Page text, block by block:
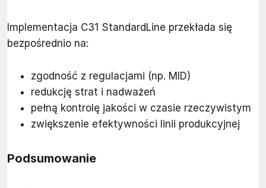
Implementacja C31 StandardLine przekłada się
bezpośrednio na:
zgodność z regulacjami (np. MID)
redukcję strat i nadważeń
pełną kontrolę jakości w czasie rzeczywistym
zwiększenie efektywności linii produkcyjnej
Podsumowanie